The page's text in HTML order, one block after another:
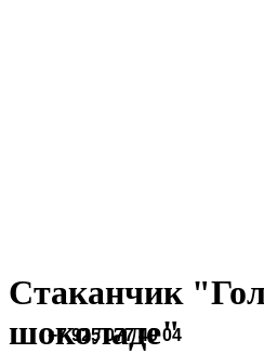
Позвоните мне!
+7 925 077 40 04
Стаканчик
шоколаде"